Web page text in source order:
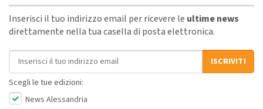
Inserisci il tuo indirizzo email per ricevere le ultime news
direttamente nella tua casella di posta elettronica.
Indirizzo email
ISCRIVITI
Scegli le tue edizioni:
News Alessandria